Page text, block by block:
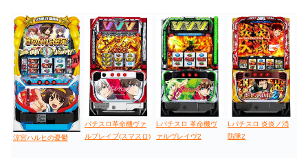
涼宮ハルヒの憂鬱
パチスロ革命機ヴァ
ルブレイブ(スマスロ)
Lパチスロ 革命機ヴ
ァルヴレイヴ2
Lパチスロ 炎炎ノ消
防隊2